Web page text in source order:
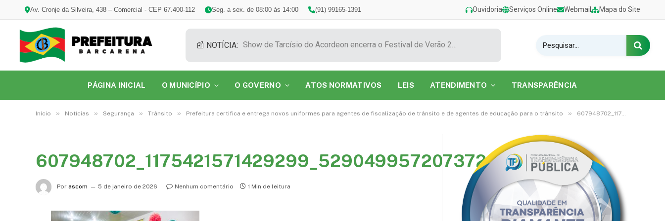
Av. Cronje da Silveira, 438 – Comercial - CEP 67.400-112 Seg. a sex. de 08:00 às 14:00 (91) 99165-1391 Ouvidoria Serviços Online Webmail Mapa do Site
📰 NOTÍCIA: Show de Tarcísio do Acordeon encerra o Festival de Verão 2026 na Praia do Caripi
PÁGINA INICIAL O MUNICÍPIO O GOVERNO ATOS NORMATIVOS LEIS ATENDIMENTO TRANSPARÊNCIA
Início » Notícias » Segurança » Trânsito » Prefeitura certifica e entrega novos uniformes para agentes de fiscalização de trânsito e de agentes de educação para o trânsito » 607948702_1175421571429299_5290499572073724413_n
607948702_1175421571429299_5290499572073724413_n
Por ascom 5 de janeiro de 2026 Nenhum comentário 1 Min de leitura